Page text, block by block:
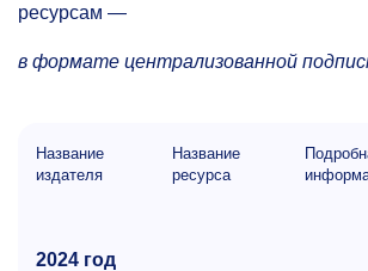
ресурсам —
в формате централизованной
Название
издателя
Название
ресурса
2024 год